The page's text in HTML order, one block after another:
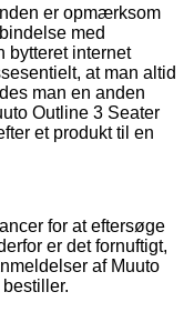
er opmærksom
med
bytteret internet
at man altid
man en anden
Outline 3 Seater
et produkt til en
for at eftersøge
er det fornuftigt,
af Muuto